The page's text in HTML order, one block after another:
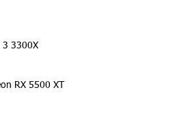
3 3300X
RX 5500 XT